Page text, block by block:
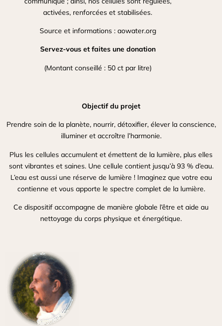
activées, renforcées et stabilisées.
Source et informations : aowater.org
Servez-vous et faites une donation
(Montant conseillé : 50 ct par litre)
Objectif du projet
Prendre soin de la planète, nourrir, détoxifier, élever la conscience,
illuminer et accroître l’harmonie.
Plus les cellules accumulent et émettent de la lumière, plus elles
sont vibrantes et saines. Une cellule contient jusqu’à 93 % d’eau.
L’eau est aussi une réserve de lumière ! Imaginez que votre eau
contienne et vous apporte le spectre complet de la lumière.
Ce dispositif accompagne de manière globale l’être et aide au
nettoyage du corps physique et énergétique.